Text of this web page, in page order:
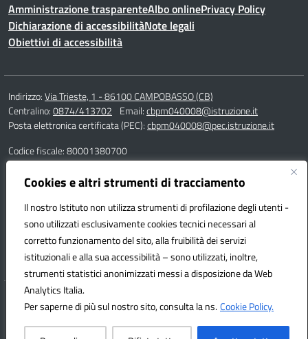
Cookies e altri strumenti di tracciamento
Il nostro Istituto non utilizza strumenti di profilazione degli utenti -
sono utilizzati esclusivamente cookies tecnici necessari al
corretto funzionamento del sito, alla fruibilità dei servizi
istituzionali e alla sua accessibilità – sono utilizzati, inoltre,
strumenti statistici anonimizzati messi a disposizione da Web
Analytics Italia.
Per saperne di più sul nostro sito, consulta la ns.Cookie Policy.
Amministrazione trasparenteAlbo onlinePrivacy Policy
Dichiarazione di accessibilitàNote legali
Obiettivi di accessibilità
Indirizzo:Via Trieste, 1 - 86100 CAMPOBASSO (CB)
Centralino:0874/413702 Email:cbpm040008@istruzione.it
Posta elettronica certificata (PEC):cbpm040008@pec.istruzione.it
Codice fiscale: 80001380700
Codice meccanografico:CBPM040008
Codice Indice delle Pubbliche Amministrazioni (IPA): istsc_cbpm040008
Responsabile della trasmissione e pubblicazione di documenti
informazioni e dati ex. Art. 10 d.lgs 33/2013 ss.mm.ii. – d.lgs 97/2016
dott.ssa Adelaide Villa
Hosting & Powered by 3D Solution S.r.l.
Concept & Design by Designers Italia